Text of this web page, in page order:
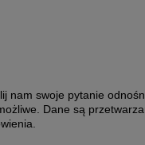
nam swoje pytanie
Dane są